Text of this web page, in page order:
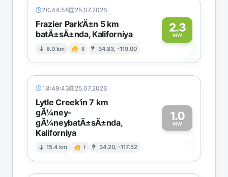
20:44:58 25.07.2026
Frazier Park'Ä±n 5 km
batÄ±sÄ±nda, Kaliforniya
8.0 km II 34.83, -119.00
2.3
MW
2
18:49:43 25.07.2026
Lytle Creek'in 7 km
gÃ¼ney-
gÃ¼neybatÄ±sÄ±nda,
Kaliforniya
15.4 km I 34.20, -117.52
1.0
MW
1